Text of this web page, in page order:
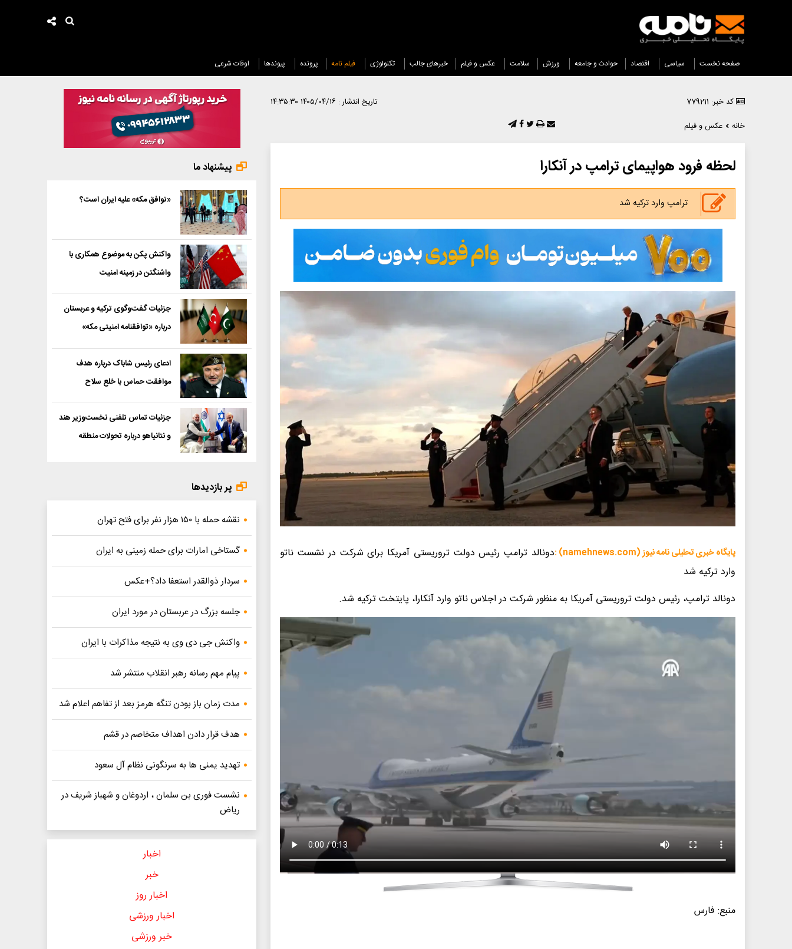
صفحه نخست سیاسی اقتصاد حوادث و جامعه ورزش سلامت عکس و فیلم خبرهای جالب تکنولوژی فیلم نامه پرونده پیوندها اوقات شرعی
کد خبر: 779211 تاریخ انتشار : ۱۴۰۵/۰۴/۱۶ ۱۴:۳۵:۳۰
خانه
عکس و فیلم
لحظه فرود هواپیمای ترامپ در آنکارا
ترامپ وارد ترکیه شد
پایگاه خبری تحلیلی نامه نیوز (namehnews.com) :
دونالد ترامپ رئیس دولت تروریستی آمریکا برای شرکت در نشست ناتو
وارد ترکیه شد
دونالد ترامپ، رئیس دولت تروریستی آمریکا به منظور شرکت در اجلاس ناتو وارد آنکارا، پایتخت ترکیه شد.
منبع: فارس
پیشنهاد ما
«توافق مکه» علیه ایران است؟
واکنش پکن به موضوع همکاری با
واشنگتن در زمینه امنیت
جزئیات گفت‌وگوی ترکیه و عربستان
درباره «توافقنامه امنیتی مکه»
ادعای رئیس شاباک درباره هدف
موافقت حماس با خلع سلاح
جزئیات تماس تلفنی نخست‌وزیر هند
و نتانیاهو درباره تحولات منطقه
پر بازدیدها
نقشه حمله با ۱۵۰ هزار نفر برای فتح تهران
گستاخی امارات برای حمله زمینی به ایران
سردار ذوالقدر استعفا داد؟+عکس
جلسه بزرگ در عربستان در مورد ایران
واکنش جی دی وی به نتیجه مذاکرات با ایران
پیام مهم رسانه رهبر انقلاب منتشر شد
مدت زمان باز بودن تنگه هرمز بعد از تفاهم اعلام شد
هدف قرار دادن اهداف متخاصم در قشم
تهدید یمنی ها به سرنگونی نظام آل سعود
نشست فوری بن سلمان ، اردوغان و شهباز شریف در
ریاض
اخبار
خبر
اخبار روز
اخبار ورزشی
خبر ورزشی